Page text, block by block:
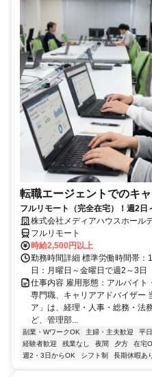
転職エージェントでのキ
フルリモート（完全在宅）！週2日
株式会社メディアハウスホール
フルリモート
時給2,500円以上
勤務時間詳細 標準労働時間帯
日：月曜日～金曜日で週2～3日
仕事内容 雇用形態：アルバイト
専門職、キャリアアドバイザー
ア」は、経理・人事・総務・法
ど、管理部...
副業・WワークOK 主婦・主夫歓迎 平
経験者歓迎
残業なし 夜間 夕方 在宅
週2・3日からOK
シフト制 長期休暇あ